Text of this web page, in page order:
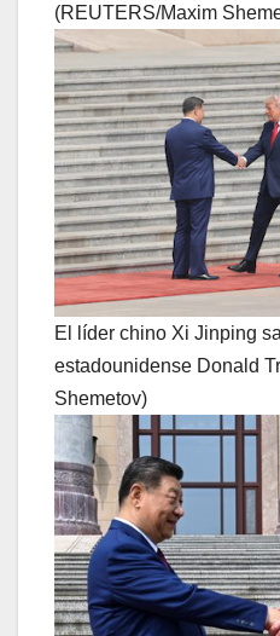
(REUTERS/Maxim
El líder chino Xi Jinping
estadounidense Donald
Shemetov)